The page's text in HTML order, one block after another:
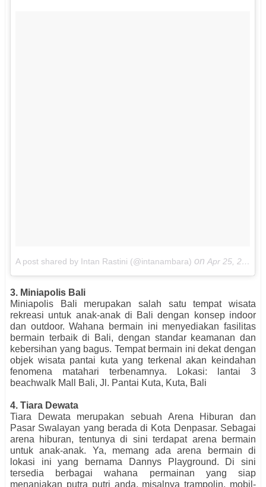
A post shared by Intan Rastini (@intanambara) on Apr 25, 2016 at 9:21am PDT
3. Miniapolis Bali
Miniapolis Bali merupakan salah satu tempat wisata
rekreasi untuk anak-anak di Bali dengan konsep indoor
dan outdoor. Wahana bermain ini menyediakan fasilitas
bermain terbaik di Bali, dengan standar keamanan dan
kebersihan yang bagus. Tempat bermain ini dekat dengan
objek wisata pantai kuta yang terkenal akan keindahan
fenomena matahari terbenamnya. Lokasi: lantai 3
beachwalk Mall Bali, Jl. Pantai Kuta, Kuta, Bali
4. Tiara Dewata
Tiara Dewata merupakan sebuah Arena Hiburan dan
Pasar Swalayan yang berada di Kota Denpasar. Sebagai
arena hiburan, tentunya di sini terdapat arena bermain
untuk anak-anak. Ya, memang ada arena bermain di
lokasi ini yang bernama Dannys Playground. Di sini
tersedia berbagai wahana permainan yang siap
menanjakan putra putri anda, misalnya trampolin, mobil-